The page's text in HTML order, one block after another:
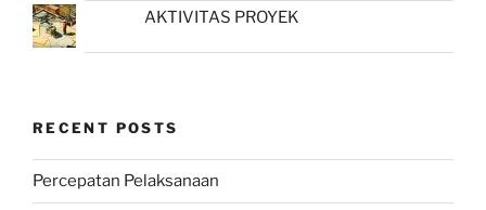
AKTIVITAS PROYEK
RECENT POSTS
Percepatan Pelaksanaan